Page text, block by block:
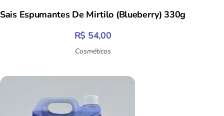
Sais Espumantes De Mirtilo (Blueberry) 330g
R$ 54,00
Cosméticos